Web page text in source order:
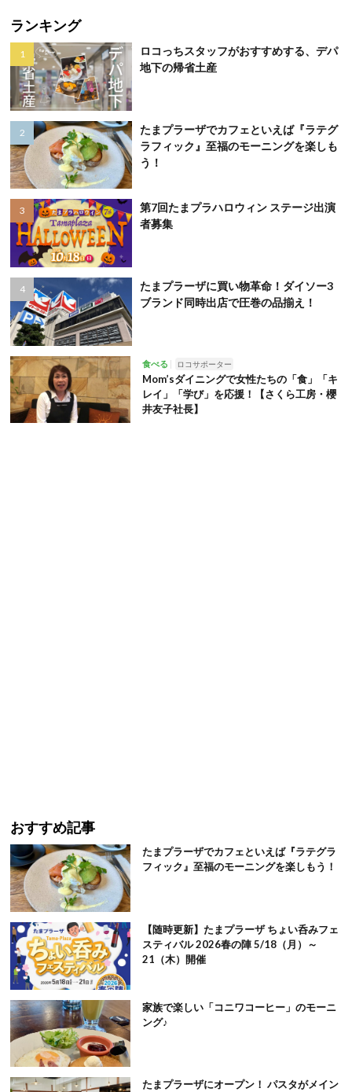
ランキング
ロコっちスタッフがおすすめする、デパ
地下の帰省土産
たまプラーザでカフェといえば『ラテグ
ラフィック』至福のモーニングを楽しも
う！
第7回たまプラハロウィン ステージ出演
者募集
たまプラーザに買い物革命！ダイソー3
ブランド同時出店で圧巻の品揃え！
食べる ロコサポーター
Mom’sダイニングで女性たちの「食」「キ
レイ」「学び」を応援！【さくら工房・櫻
井友子社長】
おすすめ記事
たまプラーザでカフェといえば『ラテグラ
フィック』至福のモーニングを楽しもう！
【随時更新】たまプラーザ ちょい呑みフェ
スティバル 2026春の陣 5/18（月）～
21（木）開催
家族で楽しい「コニワコーヒー」のモーニ
ング♪
たまプラーザにオープン！ パスタがメイン